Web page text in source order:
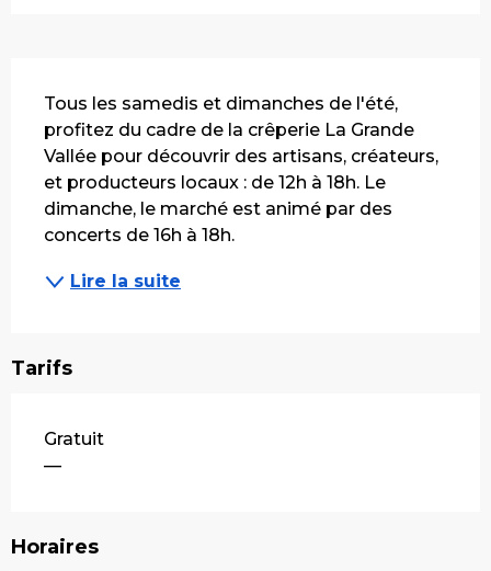
Tous les samedis et dimanches de l'été,
profitez du cadre de la crêperie La Grande
Vallée pour découvrir des artisans, créateurs,
et producteurs locaux : de 12h à 18h. Le
dimanche, le marché est animé par des
concerts de 16h à 18h.
Lire la suite
Tarifs
Gratuit
—
Horaires